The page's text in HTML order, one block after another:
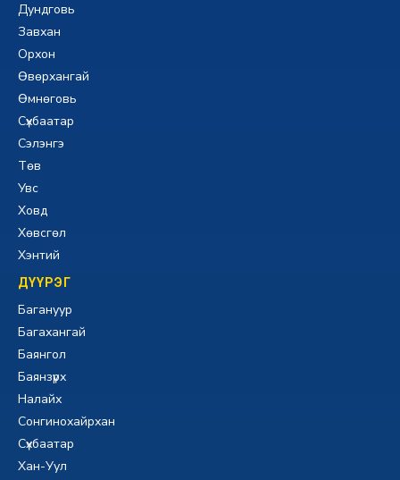
Дундговь
Завхан
Орхон
Өвөрхангай
Өмнөговь
Сүхбаатар
Сэлэнгэ
Төв
Увс
Ховд
Хөвсгөл
Хэнтий
ДҮҮРЭГ
Багануур
Багахангай
Баянгол
Баянзүрх
Налайх
Сонгинохайрхан
Сүхбаатар
Хан-Уул